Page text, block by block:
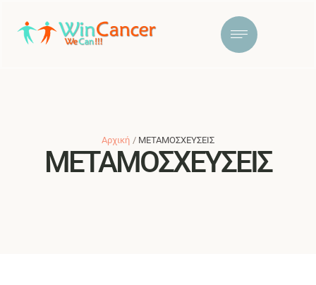
Αρχική / ΜΕΤΑΜΟΣΧΕΥΣΕΙΣ
ΜΕΤΑΜΟΣΧΕΥΣΕΙΣ